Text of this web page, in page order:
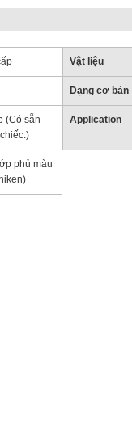
Vật liệu
Dạng cơ bản
(Có sẵn
Application
phủ màu